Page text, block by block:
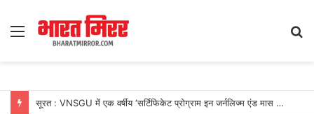
Menu
सूरत : VNSGU में एक वर्षीय ‘सर्टिफिकेट प्रोग्राम इन जर्नलिज्म एंड मास कम्युनिकेशन’ का शुभारंभ